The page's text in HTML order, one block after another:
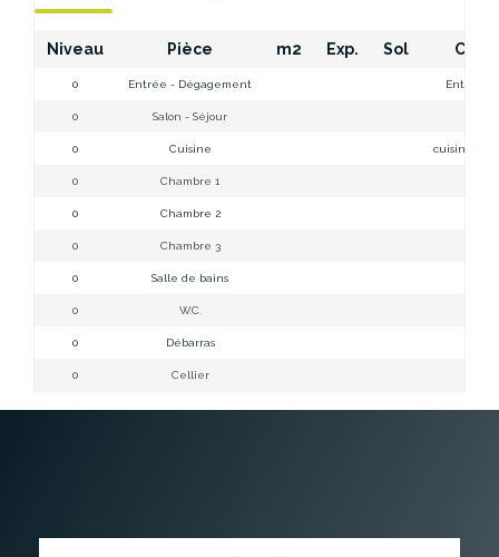
Niveau Pièce m2 Exp. Sol
0 Entrée - Dégagement Entrée-
0 Salon - Séjour
0 Cuisine cuisine
0 Chambre 1
0 Chambre 2
0 Chambre 3
0 Salle de bains
0 W.C.
0 Débarras
0 Cellier